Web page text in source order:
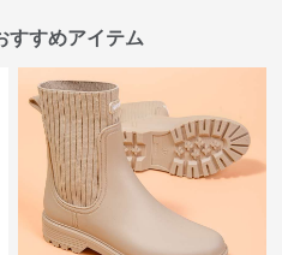
すすめアイテム